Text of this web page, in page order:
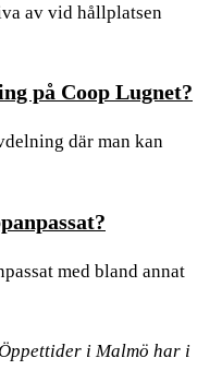
av vid hållplatsen
på Coop Lugnet?
där man kan
med bland annat
i Malmö har i